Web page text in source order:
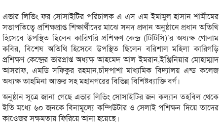
এভার লিভিং ফর সোসাইটির পরিচালক এ এস এম ইমামুল হাসান শামীমের
সভাপতিত্বে প্রশিক্ষপ্রাপ্ত শিক্ষার্থীদের মাঝে সনদ প্রদান অনুষ্ঠানে প্রধান অতিথি
হিসেবে উপস্থিত ছিলেন কারিগরি প্রশিক্ষণ কেন্দ্র (টিটিসি)’র অধ্যক্ষ গোলাম
কবির, বিশেষ অতিথি হিসেবে উপস্থিত ছিলেন বরিশাল মহিলা কারিগড়ি
প্রশিক্ষণ কেন্দ্রের ভারপ্রাপ্ত অধ্যক্ষ আহমেদ আল ইমরান,ইঞ্জিনিয়ার মোহাম্মাদ
আসরাফ, এমডি সফিকুর রহমান,চাঁদপাশা মাধ্যমিক বিদ্যালয় এন্ড কলেজ
অধ্যক্ষ তাহমিনা আক্তর সহ মহানগরের বিভিন্ন বিশিষ্টব্যাক্তি বর্গ।
অনুষ্ঠান সূত্রে জানা গেছে এভার লিভিং সোসাইটির জন কল্যান তহবিল থেকে
ইতি মধ্যে ৬০ জনকে বিনামূল্যে কম্পিউটার ও সেলাই পশিক্ষন দিয়ে তাদের
কাওেজর সক্ষমতায় ফিরিয়ে আনা হয়েছে।